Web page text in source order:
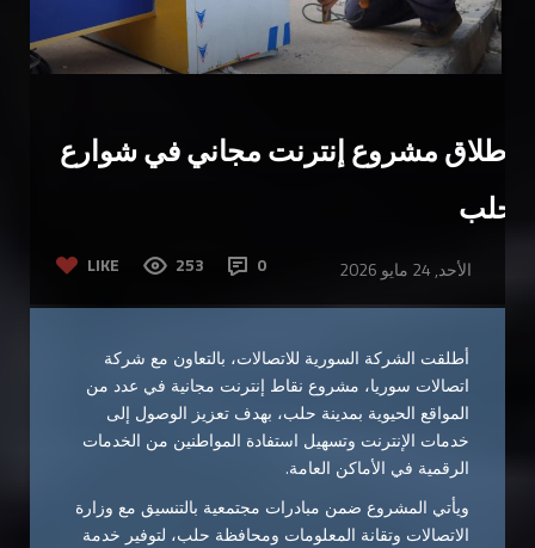
إطلاق مشروع إنترنت مجاني في شوارع
حلب
LIKE 253 0 الأحد, 24 مايو 2026
أطلقت الشركة السورية للاتصالات، بالتعاون مع شركة
اتصالات سوريا، مشروع نقاط إنترنت مجانية في عدد من
المواقع الحيوية بمدينة حلب، بهدف تعزيز الوصول إلى
خدمات الإنترنت وتسهيل استفادة المواطنين من الخدمات
الرقمية في الأماكن العامة.
ويأتي المشروع ضمن مبادرات مجتمعية بالتنسيق مع وزارة
الاتصالات وتقانة المعلومات ومحافظة حلب، لتوفير خدمة